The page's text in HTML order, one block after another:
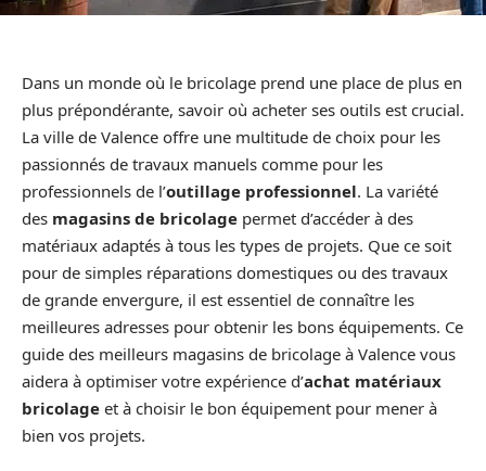
Dans un monde où le bricolage prend une place de plus en
plus prépondérante, savoir où acheter ses outils est crucial.
La ville de Valence offre une multitude de choix pour les
passionnés de travaux manuels comme pour les
professionnels de l’outillage professionnel. La variété
des magasins de bricolage permet d’accéder à des
matériaux adaptés à tous les types de projets. Que ce soit
pour de simples réparations domestiques ou des travaux
de grande envergure, il est essentiel de connaître les
meilleures adresses pour obtenir les bons équipements. Ce
guide des meilleurs magasins de bricolage à Valence vous
aidera à optimiser votre expérience d’achat matériaux
bricolage et à choisir le bon équipement pour mener à
bien vos projets.